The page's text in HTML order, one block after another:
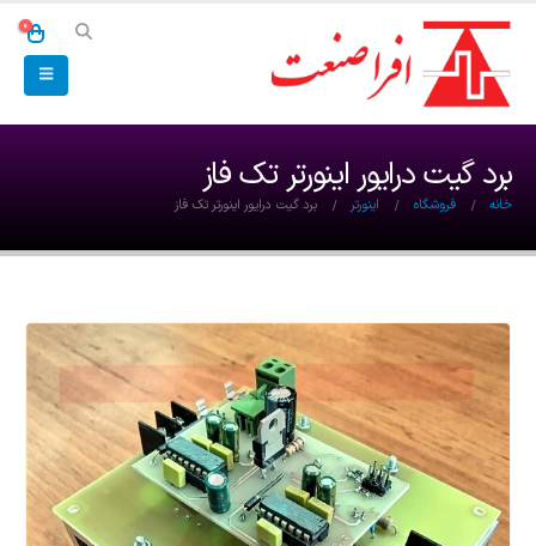
0
برد گیت درایور اینورتر تک فاز
خانه فروشگاه اینورتر برد گیت درایور اینورتر تک فاز